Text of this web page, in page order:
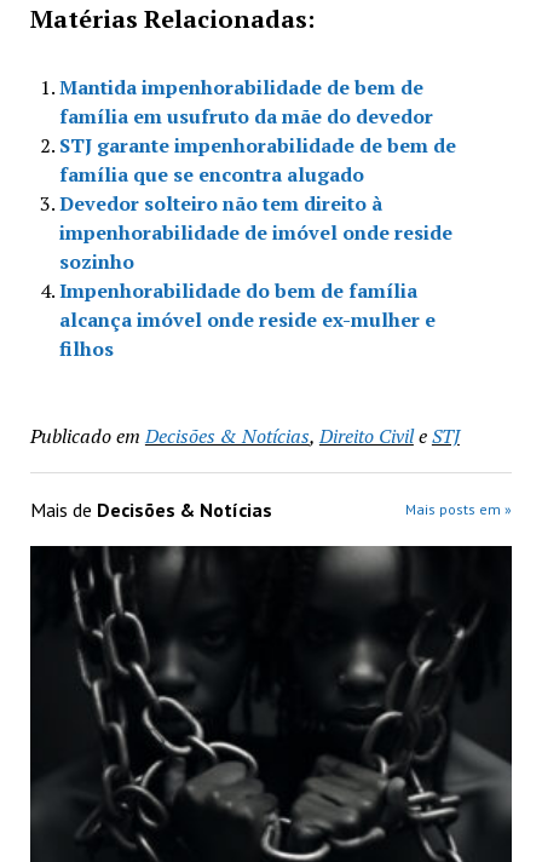
Matérias Relacionadas:
Mantida impenhorabilidade de bem de
família em usufruto da mãe do devedor
STJ garante impenhorabilidade de bem de
família que se encontra alugado
Devedor solteiro não tem direito à
impenhorabilidade de imóvel onde reside
sozinho
Impenhorabilidade do bem de família
alcança imóvel onde reside ex-mulher e
filhos
Publicado em Decisões & Notícias,Direito CivileSTJ
Mais de Decisões & Notícias Mais posts em »